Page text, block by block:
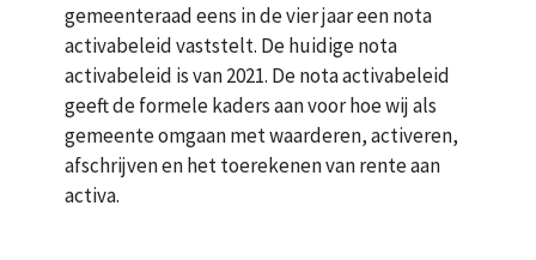
gemeenteraad eens in de vier jaar een nota
activabeleid vaststelt. De huidige nota
activabeleid is van 2021. De nota activabeleid
geeft de formele kaders aan voor hoe wij als
gemeente omgaan met waarderen, activeren,
afschrijven en het toerekenen van rente aan
activa.